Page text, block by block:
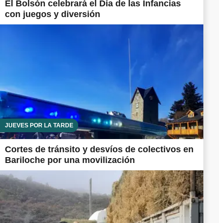
El Bolsón celebrará el Día de las Infancias
con juegos y diversión
JUEVES POR LA TARDE
Cortes de tránsito y desvíos de colectivos en
Bariloche por una movilización